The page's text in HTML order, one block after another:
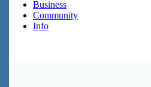
Business
Community
Info